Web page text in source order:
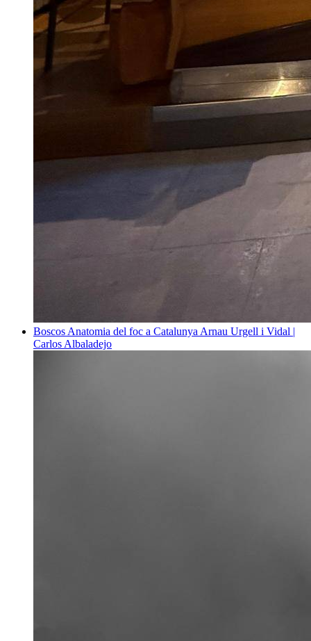
Boscos Anatomia del foc a Catalunya Arnau Urgell i Vidal |
Carlos Albaladejo